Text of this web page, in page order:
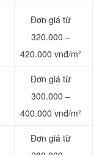
Đơn giá từ
320.000 –
420.000 vnđ/m²
Đơn giá từ
300.000 –
400.000 vnđ/m²
Đơn giá từ